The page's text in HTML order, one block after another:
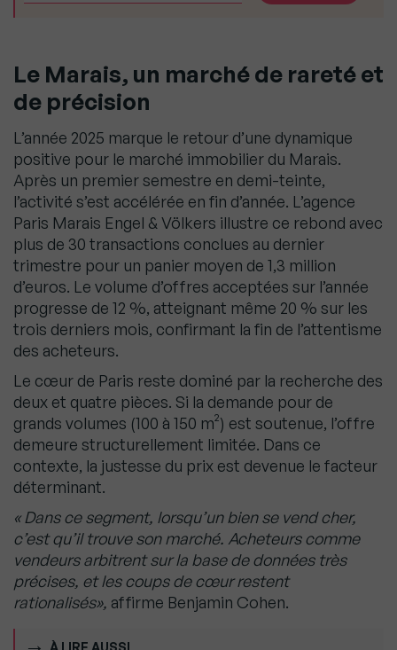
Le Marais, un marché de rareté et
de précision
L’année 2025 marque le retour d’une dynamique
positive pour le marché immobilier du Marais.
Après un premier semestre en demi-teinte,
l’activité s’est accélérée en fin d’année. L’agence
Paris Marais Engel & Völkers illustre ce rebond avec
plus de 30 transactions conclues au dernier
trimestre pour un panier moyen de 1,3 million
d’euros. Le volume d’offres acceptées sur l’année
progresse de 12 %, atteignant même 20 % sur les
trois derniers mois, confirmant la fin de l’attentisme
des acheteurs.
Le cœur de Paris reste dominé par la recherche des
deux et quatre pièces. Si la demande pour de
grands volumes (100 à 150 m²) est soutenue, l’offre
demeure structurellement limitée. Dans ce
contexte, la justesse du prix est devenue le facteur
déterminant.
« Dans ce segment, lorsqu’un bien se vend cher,
c’est qu’il trouve son marché. Acheteurs comme
vendeurs arbitrent sur la base de données très
précises, et les coups de cœur restent
rationalisés», affirme Benjamin Cohen.